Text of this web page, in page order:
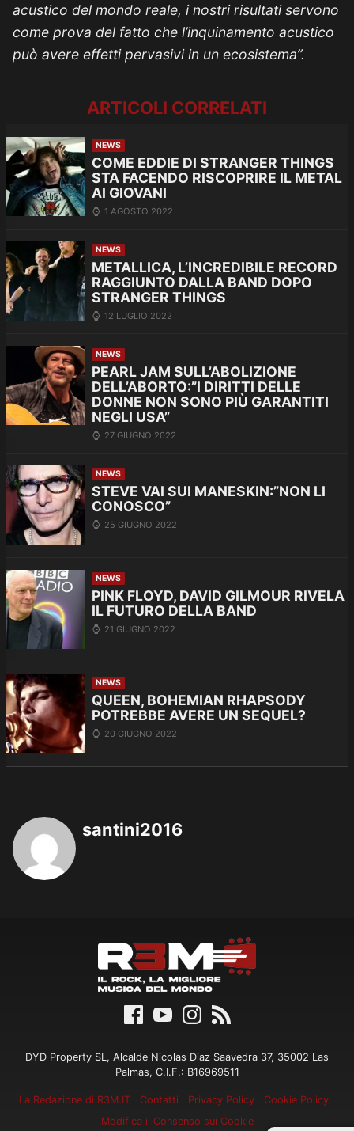
acustico del mondo reale, i nostri risultati servono
come prova del fatto che l’inquinamento acustico
può avere effetti pervasivi in ​​un ecosistema”.
ARTICOLI CORRELATI
NEWS
COME EDDIE DI STRANGER THINGS
STA FACENDO RISCOPRIRE IL METAL
AI GIOVANI
1 AGOSTO 2022
NEWS
METALLICA, L’INCREDIBILE RECORD
RAGGIUNTO DALLA BAND DOPO
STRANGER THINGS
12 LUGLIO 2022
NEWS
PEARL JAM SULL’ABOLIZIONE
DELL’ABORTO:”I DIRITTI DELLE
DONNE NON SONO PIÙ GARANTITI
NEGLI USA”
27 GIUGNO 2022
NEWS
STEVE VAI SUI MANESKIN:”NON LI
CONOSCO”
25 GIUGNO 2022
NEWS
PINK FLOYD, DAVID GILMOUR RIVELA
IL FUTURO DELLA BAND
21 GIUGNO 2022
NEWS
QUEEN, BOHEMIAN RHAPSODY
POTREBBE AVERE UN SEQUEL?
20 GIUGNO 2022
santini2016
DYD Property SL, Alcalde Nicolas Diaz Saavedra 37, 35002 Las
Palmas, C.I.F.: B16969511
La Redazione di R3M.IT Contatti Privacy Policy
Cookie Policy
Modifica il Consenso sui Cookie